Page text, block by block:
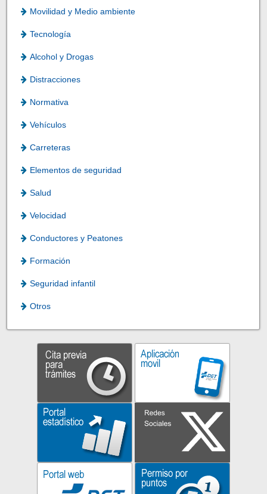
Movilidad y Medio ambiente
Tecnología
Alcohol y Drogas
Distracciones
Normativa
Vehículos
Carreteras
Elementos de seguridad
Salud
Velocidad
Conductores y Peatones
Formación
Seguridad infantil
Otros